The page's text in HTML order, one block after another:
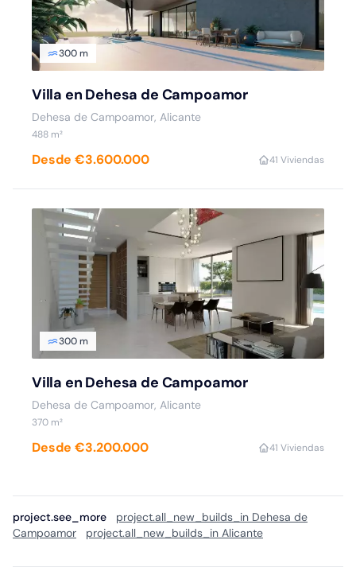
300 m
Villa en Dehesa de Campoamor
Dehesa de Campoamor, Alicante
488 m²
Desde €3.600.000 41 Viviendas
300 m
Villa en Dehesa de Campoamor
Dehesa de Campoamor, Alicante
370 m²
Desde €3.200.000 41 Viviendas
project.see_more
project.all_new_builds_in Dehesa de
Campoamor
project.all_new_builds_in Alicante